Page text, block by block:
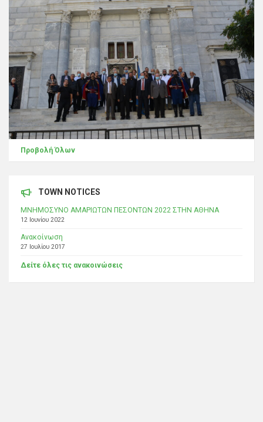
Προβολή Όλων
TOWN NOTICES
ΜΝΗΜΟΣΥΝΟ ΑΜΑΡΙΩΤΩΝ ΠΕΣΟΝΤΩΝ 2022 ΣΤΗΝ ΑΘΗΝΑ
12 Ιουνίου 2022
Ανακοίνωση
27 Ιουλίου 2017
Δείτε όλες τις ανακοινώσεις